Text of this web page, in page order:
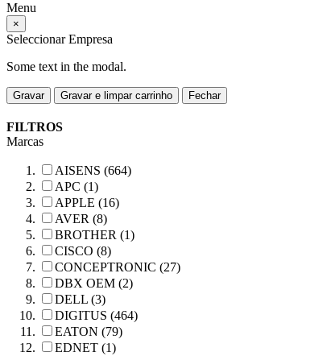
Menu
×
Seleccionar Empresa
Some text in the modal.
Gravar Gravar e limpar carrinho Fechar
FILTROS
Marcas
AISENS (664)
APC (1)
APPLE (16)
AVER (8)
BROTHER (1)
CISCO (8)
CONCEPTRONIC (27)
DBX OEM (2)
DELL (3)
DIGITUS (464)
EATON (79)
EDNET (1)